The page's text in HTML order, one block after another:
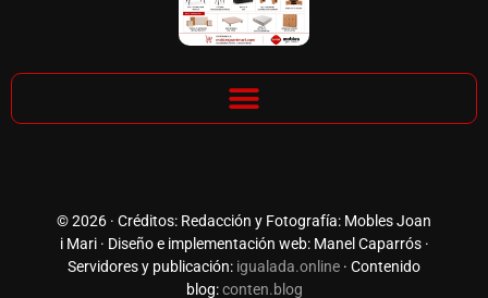
© 2026 · Créditos: Redacción y Fotografía: Mobles Joan
i Mari · Diseño e implementación web: Manel Caparrós ·
Servidores y publicación: igualada.online · Contenido
blog:conten.blog